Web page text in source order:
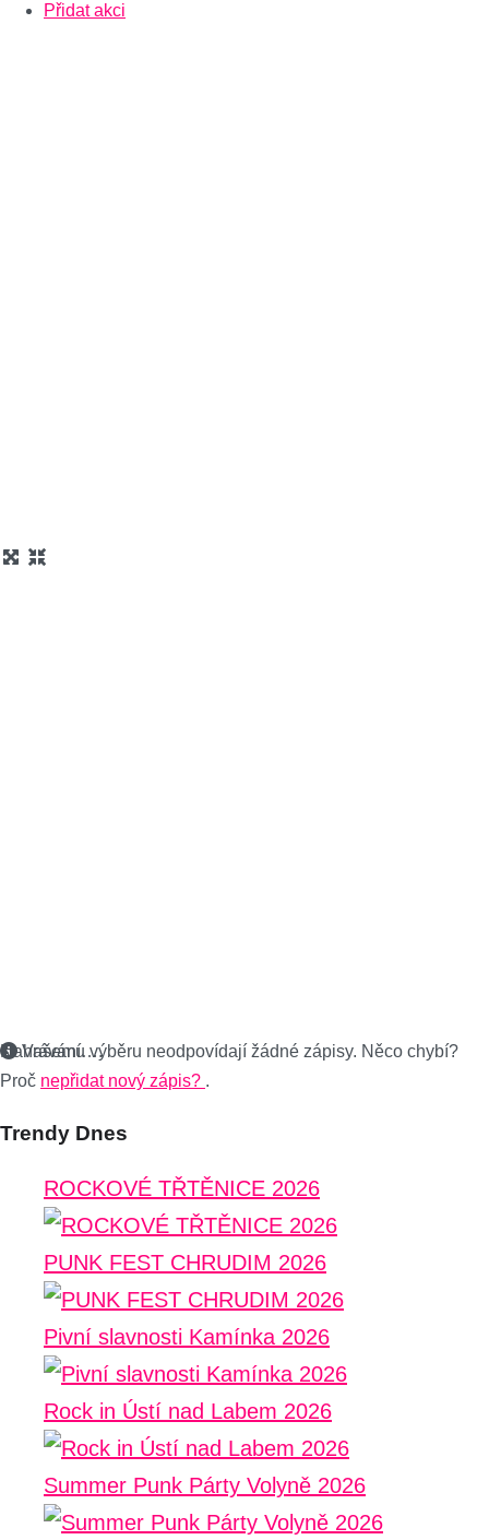
Přidat akci
Nahrávání….
Vašemu výběru neodpovídají žádné zápisy. Něco chybí?
Proč nepřidat nový zápis? .
Trendy Dnes
ROCKOVÉ TŘTĚNICE 2026
PUNK FEST CHRUDIM 2026
Pivní slavnosti Kamínka 2026
Rock in Ústí nad Labem 2026
Summer Punk Párty Volyně 2026